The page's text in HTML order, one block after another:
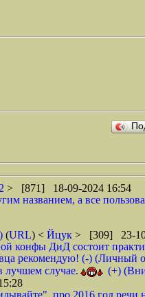
> [871] 18-09-2024 16:54
названием, а все
(URL) < Йцук > [309] 23-
конфы ДиД состоит
рекомендую! (-) (Личный
случае.
(+)
про 2016 год речи